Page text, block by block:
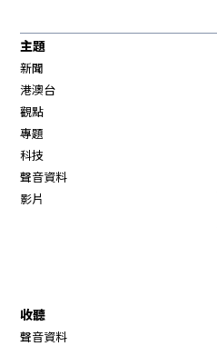
主題
新聞
港澳台
觀點
專題
科技
聲音資料
影片
收聽
聲音資料